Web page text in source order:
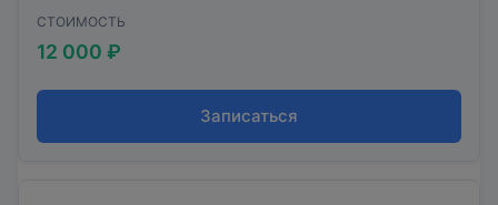
СТОИМОСТЬ
12 000 ₽
Записаться